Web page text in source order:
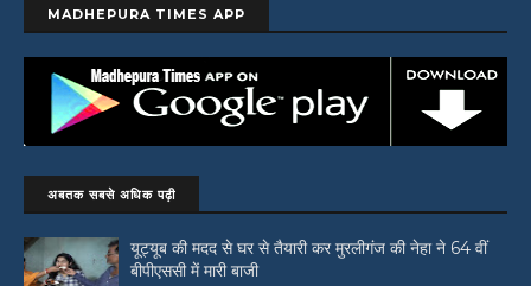
MADHEPURA TIMES APP
अबतक सबसे अधिक पढ़ी
यूट्यूब की मदद से घर से तैयारी कर मुरलीगंज की नेहा ने 64 वीं
बीपीएससी में मारी बाजी